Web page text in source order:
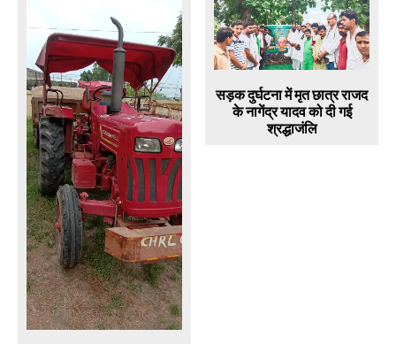
सड़क दुर्घटना में मृत छात्र राजद
के नागेंद्र यादव को दी गई
श्रद्धाजंलि